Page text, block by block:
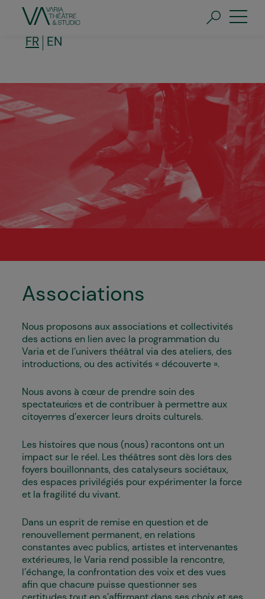
contenu
FR EN
Associations
Nous proposons aux associations et collectivités
des actions en lien avec la programmation du
Varia et de l’univers théâtral via des ateliers, des
introductions, ou des activités « découverte ».
Nous avons à cœur de prendre soin des
spectateur·ices et de contribuer à permettre aux
citoyen·nes d’exercer leurs droits culturels.
Les histoires que nous (nous) racontons ont un
impact sur le réel. Les théâtres sont dès lors des
foyers bouillonnants, des catalyseurs sociétaux,
des espaces privilégiés pour expérimenter la force
et la fragilité du vivant.
Dans un esprit de remise en question et de
renouvellement permanent, en relations
constantes avec publics, artistes et intervenant·es
extérieur·es, le Varia rend possible la rencontre,
l’échange, la confrontation des voix et des vues
afin que chacun·e puisse questionner ses